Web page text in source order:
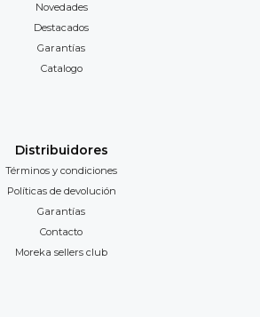
Novedades
Destacados
Garantías
Catalogo
Distribuidores
Términos y condiciones
Políticas de devolución
Garantías
Contacto
Moreka sellers club